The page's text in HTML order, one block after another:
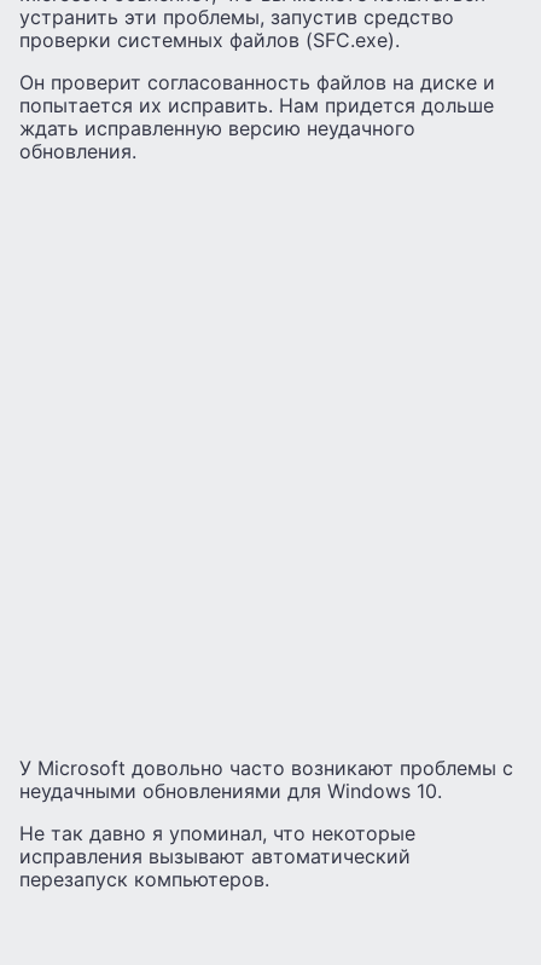
устранить эти проблемы, запустив средство
проверки системных файлов (SFC.exe).
Он проверит согласованность файлов на диске и
попытается их исправить. Нам придется дольше
ждать исправленную версию неудачного
обновления.
У Microsoft довольно часто возникают проблемы с
неудачными обновлениями для Windows 10.
Не так давно я упоминал, что некоторые
исправления вызывают автоматический
перезапуск компьютеров.